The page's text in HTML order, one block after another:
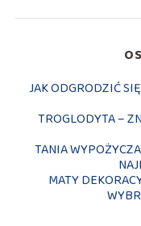
JAK ODGRODZIĆ
TROGLODYTA –
TANIA
MATY